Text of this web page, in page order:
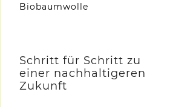
Biobaumwolle
Schritt für Schritt zu
einer nachhaltigeren
Zukunft